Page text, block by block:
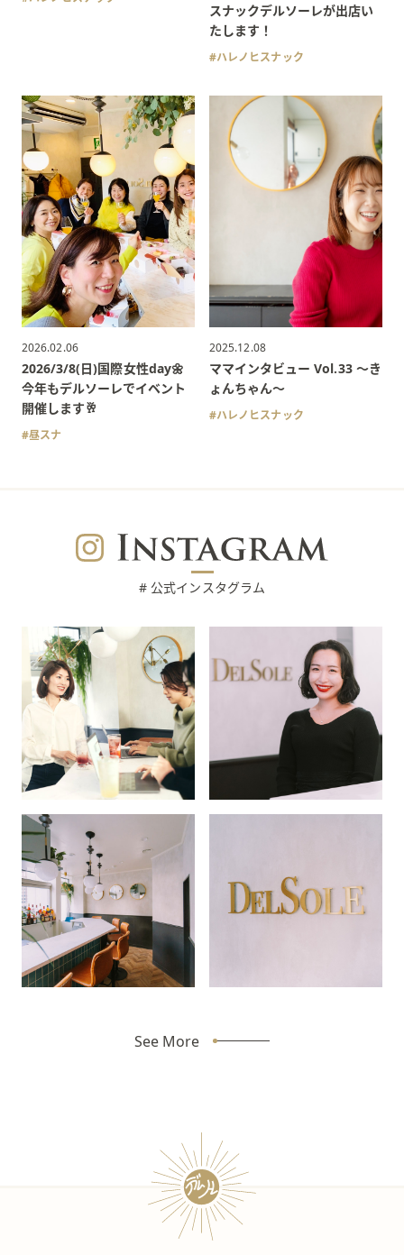
スナックデルソーレが出店い
たします！
ハレノヒスナック
2026.02.06
2026/3/8(日)国際女性day🌼
今年もデルソーレでイベント
開催します🥂
昼スナ
2025.12.08
ママインタビュー Vol.33 〜き
ょんちゃん〜
ハレノヒスナック
# 公式インスタグラム
See More